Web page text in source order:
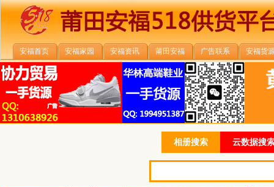
安福首页 安福家园 安福资讯 莆田安福 广告联系 安福货
相册搜索 云数据搜